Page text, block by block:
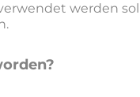
werden